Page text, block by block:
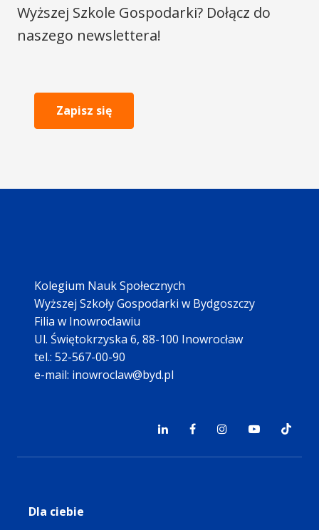
Wyższej Szkole Gospodarki? Dołącz do
naszego newslettera!
Zapisz się
Kolegium Nauk Społecznych
Wyższej Szkoły Gospodarki w Bydgoszczy
Filia w Inowrocławiu
Ul. Świętokrzyska 6, 88-100 Inowrocław
tel.: 52-567-00-90
e-mail: inowroclaw@byd.pl
Dla ciebie